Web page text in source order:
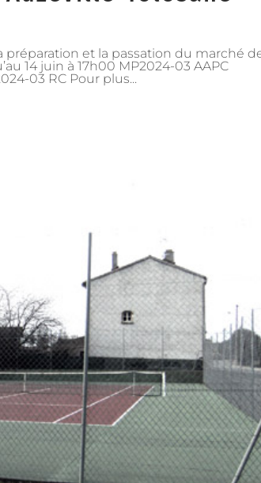
préparation et la passation du marché
14 juin à 17h00 MP2024-03 AAPC
03 RC Pour plus...